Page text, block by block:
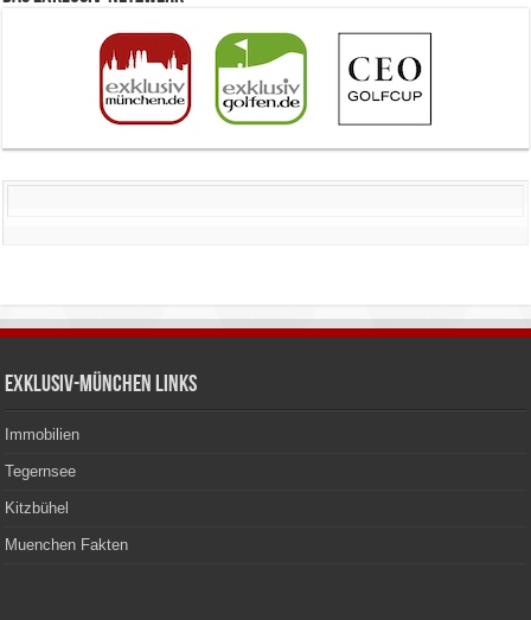
Exklusiv-München Links
Immobilien
Tegernsee
Kitzbühel
Muenchen Fakten